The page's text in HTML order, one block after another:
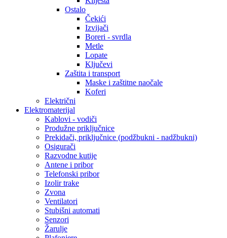
Ostalo
Čekići
Izvijači
Boreri - svrdla
Metle
Lopate
Ključevi
Zaštita i transport
Maske i zaštitne naočale
Koferi
Električni
Elektromaterijal
Kablovi - vodiči
Produžne priključnice
Prekidači, priključnice (podžbukni - nadžbukni)
Osigurači
Razvodne kutije
Antene i pribor
Telefonski pribor
Izolir trake
Zvona
Ventilatori
Stubišni automati
Senzori
Žarulje